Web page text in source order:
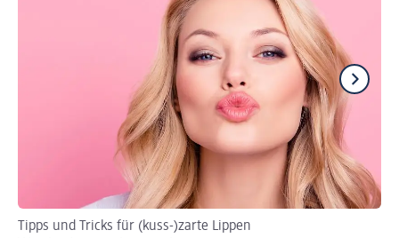
Tipps und Tricks für (kuss-)zarte Lippen